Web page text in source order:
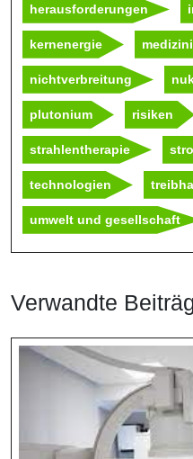
herausforderungen
kernenergie
nichtverbreitung
plutonium risiken
strahlentherapie
technologien
umwelt und gesellschaft
Verwandte